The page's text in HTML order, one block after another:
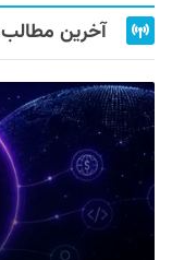
آخرین مطالب